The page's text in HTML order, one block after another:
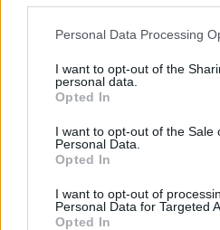
Personal Data Processing
I want to opt-out of the
personal data.
Opted In
I want to opt-out of the Sale
Personal Data.
Opted In
I want to opt-out of
Personal Data for Targeted
Opted In
Για την Τουρκία, ο υπουργός
σέβομαι απολύτως αυτό το
και πρέπει να πω ότι για
αξιέπαινη
τεχνολογία των αυτόνομων,
στον αέρα και να
παραγωγική βάση. Να
βάση. Αυτό είναι κάτι το
αναγνωρίσουμε».